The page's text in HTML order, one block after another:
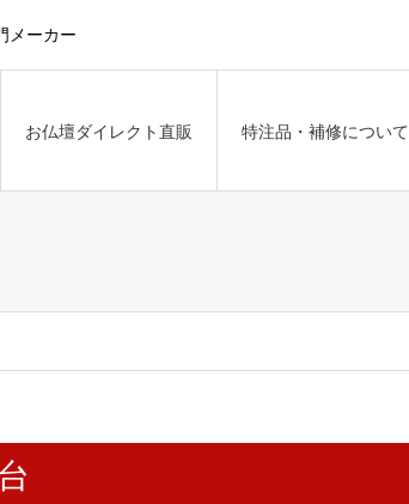
メーカー
お仏壇ダイレクト直販 特注品・補修について